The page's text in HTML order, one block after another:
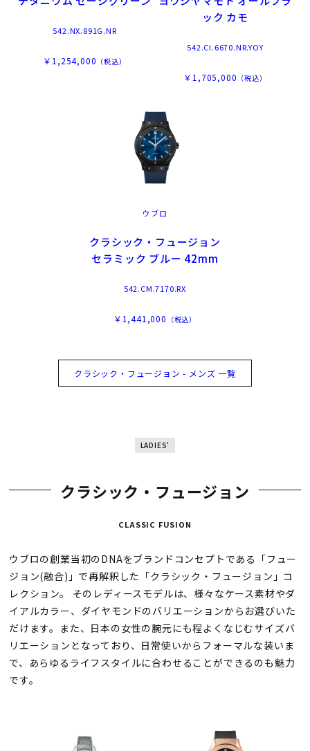
542.NX.891G.NR
￥1,254,000 （税込）
ック カモ
542.CI.6670.NR.YOY
￥1,705,000 （税込）
ウブロ
クラシック・フュージョン
セラミック ブルー 42mm
542.CM.7170.RX
￥1,441,000 （税込）
クラシック・フュージョン - メンズ 一覧
LADIES'
クラシック・フュージョン
CLASSIC FUSION
ウブロの創業当初のDNAをブランドコンセプトである「フュー
ジョン(融合)」で再解釈した「クラシック・フュージョン」コ
レクション。 そのレディースモデルは、様々なケース素材やダ
イアルカラー、ダイヤモンドのバリエーションからお選びいた
だけます。また、日本の女性の腕元にも程よくなじむサイズバ
リエーションとなっており、日常使いからフォーマルな装いま
で、あらゆるライフスタイルに合わせることができるのも魅力
です。